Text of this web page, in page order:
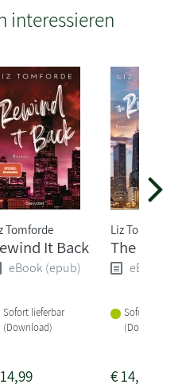
interessieren
Tomforde
It Back
eBook (epub)
Sofort lieferbar
(Download)
Liz Tomforde
The Right
eBook
Sofort
(Download)
€14,99